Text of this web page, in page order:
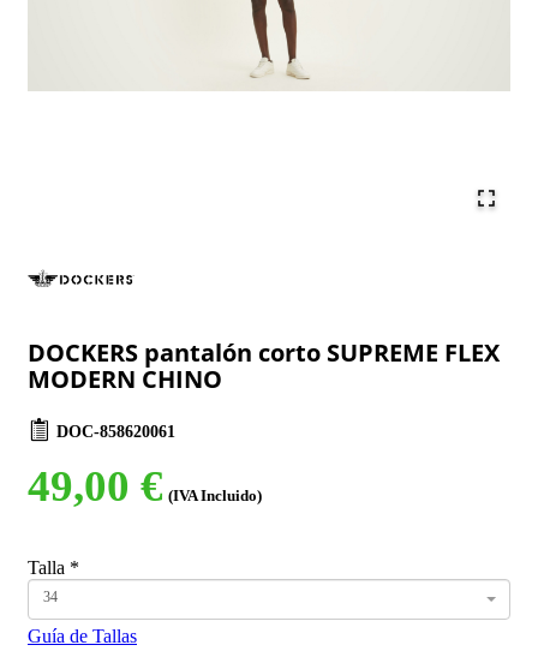
DOCKERS pantalón corto SUPREME FLEX
MODERN CHINO
DOC-858620061
49,00 € (IVA Incluido)
Talla *
34
Guía de Tallas